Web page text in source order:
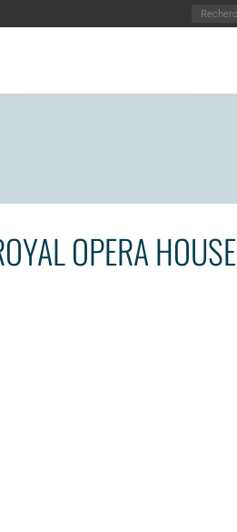
OPERA HOUSE